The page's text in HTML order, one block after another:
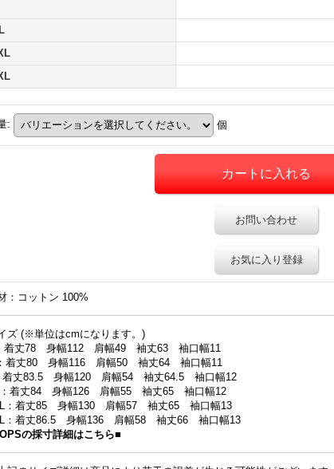
: 個
お問い合わせ
お気に入り登録
：コットン 100%
ズ (※単位はcmになります。)
着丈78 身幅112 肩幅49 袖丈63 袖口幅11
着丈80 身幅116 肩幅50 袖丈64 袖口幅11
着丈83.5 身幅120 肩幅54 袖丈64.5 袖口幅12
着丈84 身幅126 肩幅55 袖丈65 袖口幅12
：着丈85 身幅130 肩幅57 袖丈65 袖口幅13
：着丈86.5 身幅136 肩幅58 袖丈66 袖口幅13
の採寸詳細はこちら■